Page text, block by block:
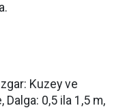
Kuzey ve
0,5 ila 1,5 m,